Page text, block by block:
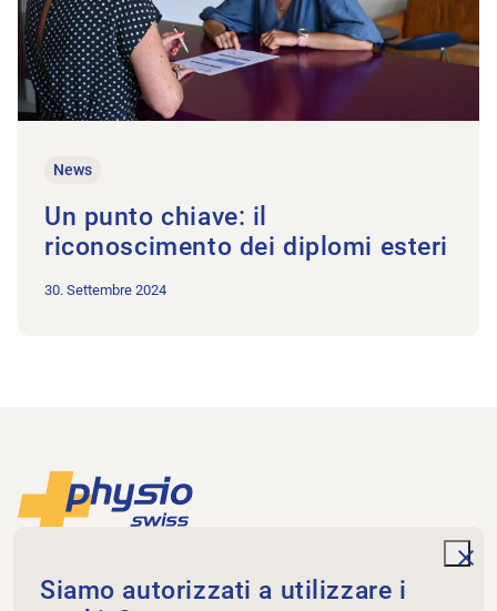
News
Un punto chiave: il
riconoscimento dei diplomi esteri
30. Settembre 2024
Piè di pagina
Physioswiss
Dammweg 3
Siamo autorizzati a utilizzare i